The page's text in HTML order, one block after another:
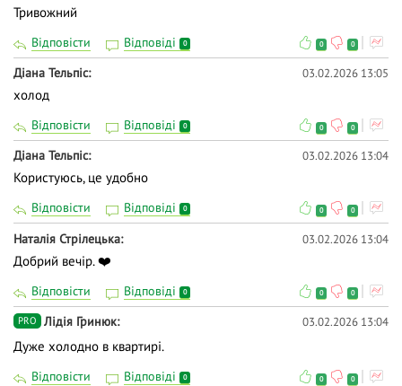
Тривожний
Відповісти Відповіді 0 0 0
Діана Тельпіс 03.02.2026 13:05
холод
Відповісти Відповіді 0 0 0
Діана Тельпіс 03.02.2026 13:04
Користуюсь, це удобно
Відповісти Відповіді 0 0 0
Наталія Стрілецька 03.02.2026 13:04
Добрий вечір. ❤️
Відповісти Відповіді 0 0 0
PRO Лідія Гринюк 03.02.2026 13:04
Дуже холодно в квартирі.
Відповісти Відповіді 0 0 0